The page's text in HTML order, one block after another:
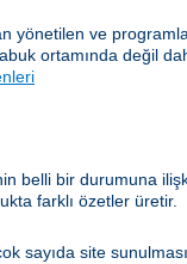
yönetilen ve
ortamında değil
belli bir durumuna
farklı özetler üretir.
sayıda site sunulması.